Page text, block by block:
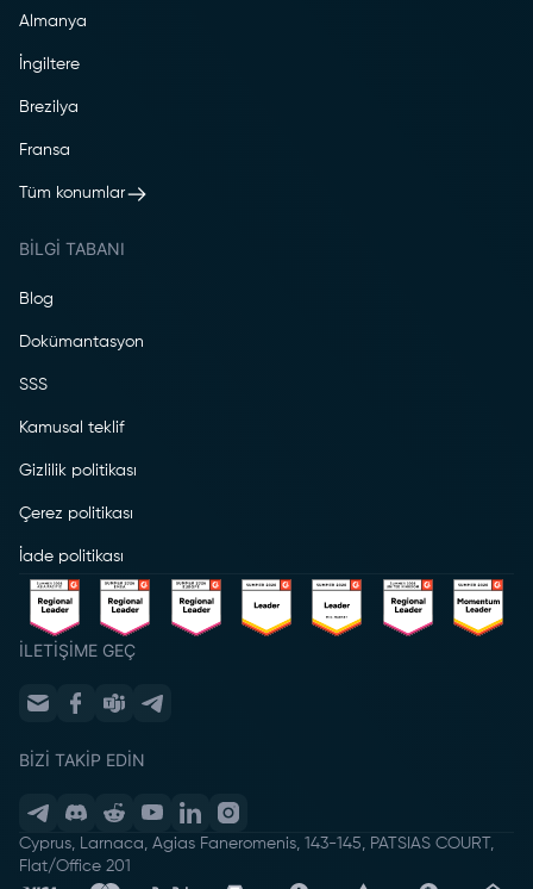
Almanya
İngiltere
Brezilya
Fransa
Tüm konumlar
BILGI TABANI
Blog
Dokümantasyon
SSS
Kamusal teklif
Gizlilik politikası
Çerez politikası
İade politikası
İLETIŞIME GEÇ
BIZI TAKIP EDIN
Cyprus, Larnaca, Agias Faneromenis, 143-145, PATSIAS COURT,
Flat/Office 201